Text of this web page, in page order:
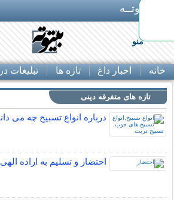
بـیتوتــه
منو
خانه اخبار داغ تازه ها تبلیغات
تازه های متفرقه دینی
درباره انواع تسبیح چه می
احتضار و تسلیم به اراده الهی